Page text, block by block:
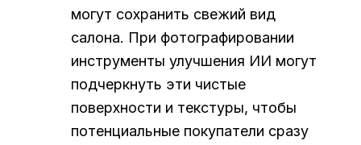
могут сохранить свежий вид
салона. При фотографировании
инструменты улучшения ИИ могут
подчеркнуть эти чистые
поверхности и текстуры, чтобы
потенциальные покупатели сразу